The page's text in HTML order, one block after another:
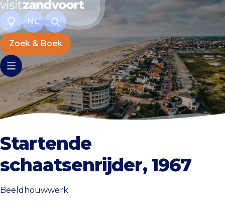
NL
Zoek & Boek
Startende
schaatsenrijder, 1967
Beeldhouwwerk